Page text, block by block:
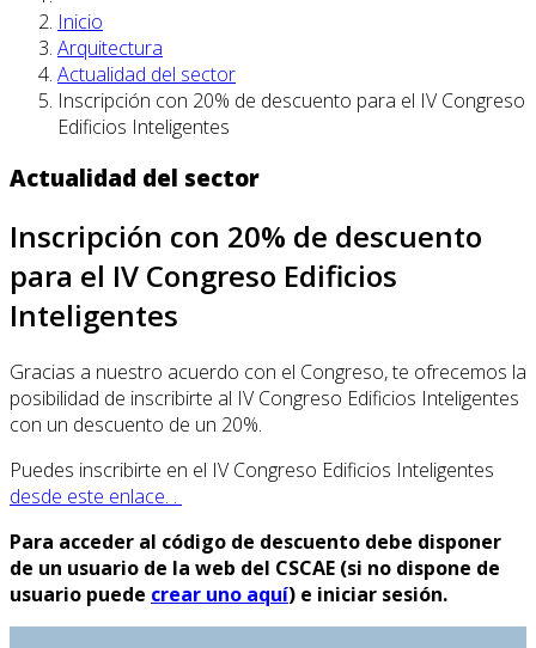
Inicio
Arquitectura
Actualidad del sector
Inscripción con 20% de descuento para el IV Congreso
Edificios Inteligentes
Actualidad del sector
Inscripción con 20% de descuento
para el IV Congreso Edificios
Inteligentes
Gracias a nuestro acuerdo con el Congreso, te ofrecemos la
posibilidad de inscribirte al IV Congreso Edificios Inteligentes
con un descuento de un 20%.
Puedes inscribirte en el IV Congreso Edificios Inteligentes
desde este enlace. .
Para acceder al código de descuento debe disponer
de un usuario de la web del CSCAE (si no dispone de
usuario puede crear uno aquí) e iniciar sesión.